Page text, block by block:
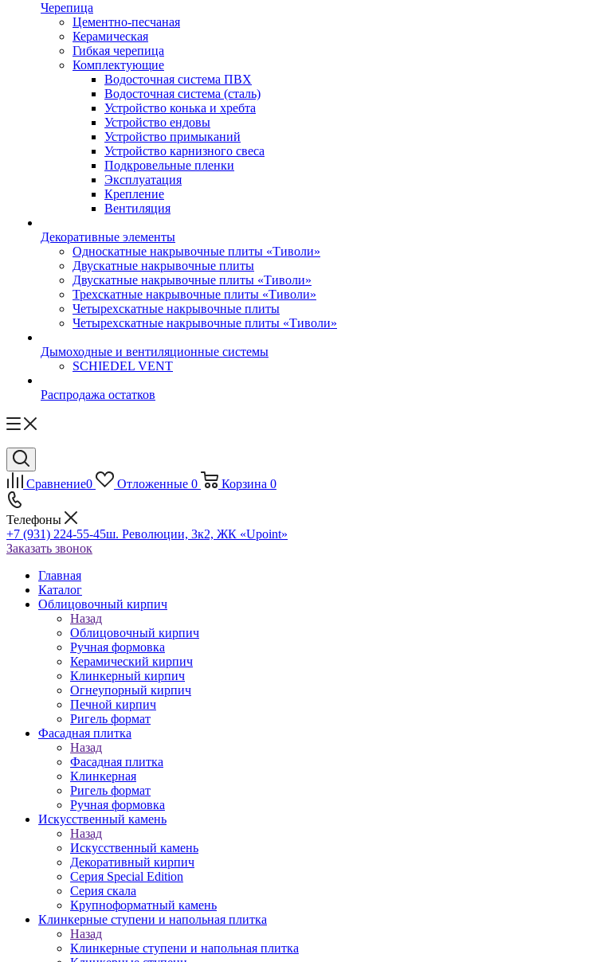
Черепица
Цементно-песчаная
Керамическая
Гибкая черепица
Комплектующие
Водосточная система ПВХ
Водосточная система (сталь)
Устройство конька и хребта
Устройство ендовы
Устройство примыканий
Устройство карнизного свеса
Подкровельные пленки
Эксплуатация
Крепление
Вентиляция
Декоративные элементы
Односкатные накрывочные плиты «Тиволи»
Двускатные накрывочные плиты
Двускатные накрывочные плиты «Тиволи»
Трехскатные накрывочные плиты «Тиволи»
Четырехскатные накрывочные плиты
Четырехскатные накрывочные плиты «Тиволи»
Дымоходные и вентиляционные системы
SCHIEDEL VENT
Распродажа остатков
Сравнение0 Отложенные 0 Корзина 0
Телефоны
+7 (931) 224-55-45ш. Революции, 3к2, ЖК «Upoint»
Заказать звонок
Главная
Каталог
Облицовочный кирпич
Назад
Облицовочный кирпич
Ручная формовка
Керамический кирпич
Клинкерный кирпич
Огнеупорный кирпич
Печной кирпич
Ригель формат
Фасадная плитка
Назад
Фасадная плитка
Клинкерная
Ригель формат
Ручная формовка
Искусственный камень
Назад
Искусственный камень
Декоративный кирпич
Серия Special Edition
Серия скала
Крупноформатный камень
Клинкерные ступени и напольная плитка
Назад
Клинкерные ступени и напольная плитка